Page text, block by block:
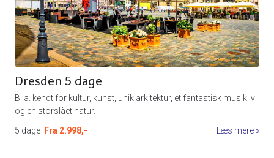
Dresden 5 dage
Bl.a. kendt for kultur, kunst, unik arkitektur, et fantastisk musikliv
og en storslået natur.
5 dage Fra 2.998,- Læs mere